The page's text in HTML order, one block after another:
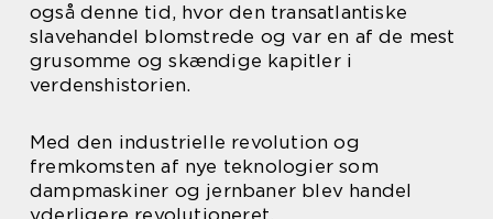
også denne tid, hvor den transatlantiske
slavehandel blomstrede og var en af de mest
grusomme og skændige kapitler i
verdenshistorien.
Med den industrielle revolution og
fremkomsten af nye teknologier som
dampmaskiner og jernbaner blev handel
yderligere revolutioneret.